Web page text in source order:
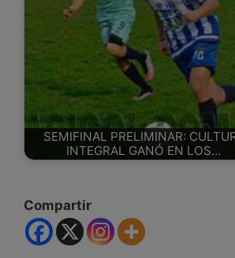
SEMIFINAL PRELIMINAR:
INTEGRAL GANÓ EN LOS…
Compartir